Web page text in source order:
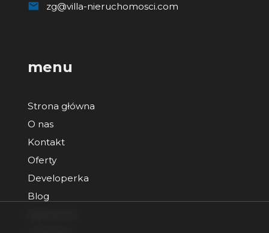
zg@villa-nieruchomosci.com
menu
Strona główna
O nas
Kontakt
Oferty
Developerka
Blog